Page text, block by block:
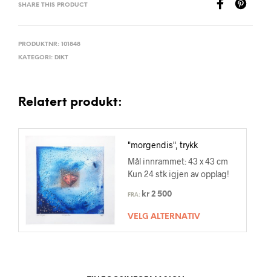
SHARE THIS PRODUCT
PRODUKTNR: 101848
KATEGORI: DIKT
Relatert produkt:
"morgendis", trykk
Mål innrammet: 43 x 43 cm
Kun 24 stk igjen av opplag!
FRA: kr 2 500
VELG ALTERNATIV